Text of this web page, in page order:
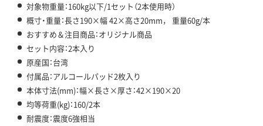
対象物重量：160kg以下/1セット（2本使用時）
概寸・重量：長さ190×幅 42×高さ20mm， 重量60g/本
おすすめ＆注目商品：オリジナル商品
セット内容：2本入り
原産国：台湾
付属品：アルコールパッド2枚入り
本体寸法(mm)：幅×長さ×厚さ：42×190×20
均等荷重(kg)：160/2本
耐震度：震度6強相当